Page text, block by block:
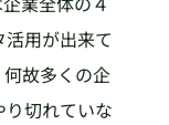
用が出来て
故多くの企
切れていな